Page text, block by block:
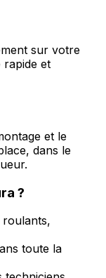
sur votre
rapide et
et le
dans le
?
roulants,
toute la